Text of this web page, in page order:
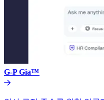
G-P Gia™​​